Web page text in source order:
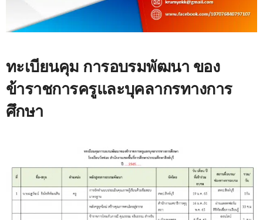
ทะเบียนคุม การอบรมพัฒนา ของ
ข้าราชการครูและบุคลากรทางการ
ศึกษา